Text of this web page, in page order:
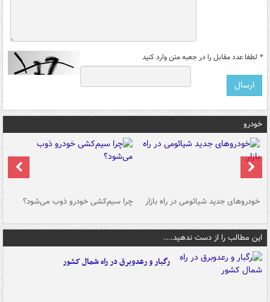
* لطفا عدد مقابل را در جعبه متن وارد کنید
خودرو
خودروهای جدید شیائومی در راه بازار چرا سیم‌کشی خودرو ذوب می‌شود؟
این مطالب را از دست ندهید....
رگبار و رعدوبرق در راه شمال کشور